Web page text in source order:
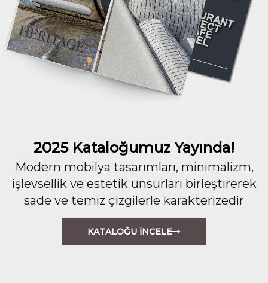
2025 Kataloğumuz Yayında!
Modern mobilya tasarımları, minimalizm,
işlevsellik ve estetik unsurları birleştirerek
sade ve temiz çizgilerle karakterizedir
KATALOĞU İNCELE